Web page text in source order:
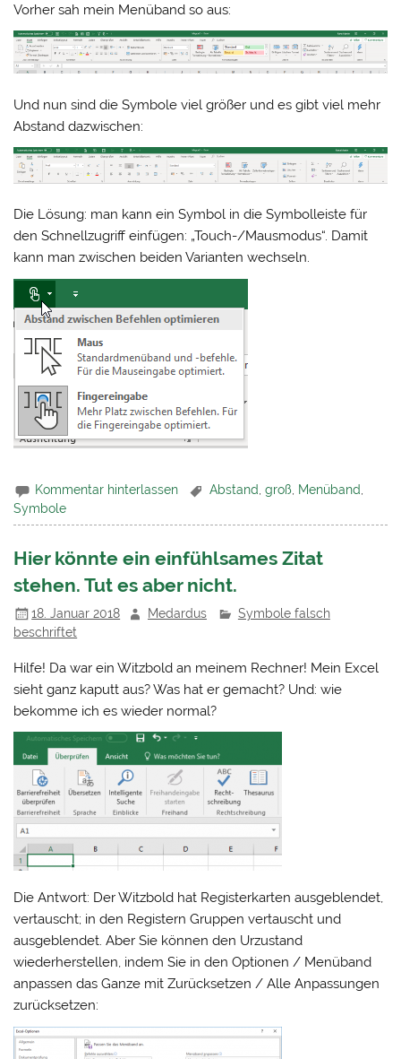
Vorher sah mein Menüband so aus:
Und nun sind die Symbole viel größer und es gibt viel mehr
Abstand dazwischen:
Die Lösung: man kann ein Symbol in die Symbolleiste für
den Schnellzugriff einfügen: „Touch-/Mausmodus“. Damit
kann man zwischen beiden Varianten wechseln.
Kommentar hinterlassen Abstand ,groß Menüband
Symbole
Hier könnte ein einfühlsames Zitat
stehen. Tut es aber nicht.
18. Januar 2018 Medardus
Symbole falsch
beschriftet
Hilfe! Da war ein Witzbold an meinem Rechner! Mein Excel
sieht ganz kaputt aus? Was hat er gemacht? Und: wie
bekomme ich es wieder normal?
Die Antwort: Der Witzbold hat Registerkarten ausgeblendet,
vertauscht; in den Registern Gruppen vertauscht und
ausgeblendet. Aber Sie können den Urzustand
wiederherstellen, indem Sie in den Optionen / Menüband
anpassen das Ganze mit Zurücksetzen / Alle Anpassungen
zurücksetzen: